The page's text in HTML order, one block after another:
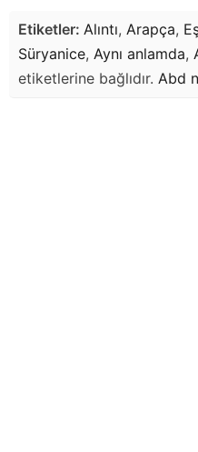
Etiketler: Alıntı, Arapça,
Süryanice, Aynı anlamda,
etiketlerine bağlıdır. Abd